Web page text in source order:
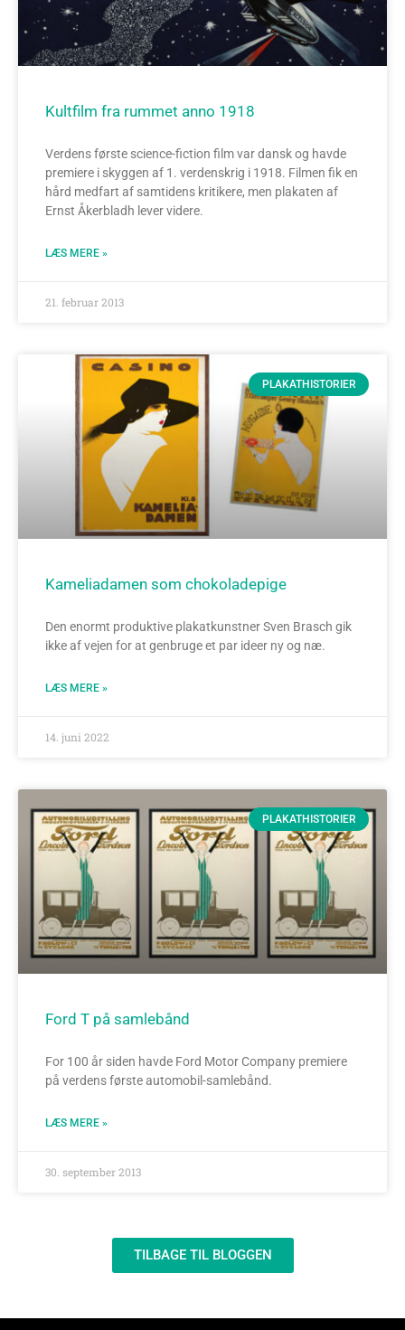
Kultfilm fra rummet anno 1918
Verdens første science-fiction film var dansk og havde
premiere i skyggen af 1. verdenskrig i 1918. Filmen fik en
hård medfart af samtidens kritikere, men plakaten af
Ernst Åkerbladh lever videre.
LÆS MERE »
21. februar 2013
PLAKATHISTORIER
Kameliadamen som chokoladepige
Den enormt produktive plakatkunstner Sven Brasch gik
ikke af vejen for at genbruge et par ideer ny og næ.
LÆS MERE »
14. juni 2022
PLAKATHISTORIER
Ford T på samlebånd
For 100 år siden havde Ford Motor Company premiere
på verdens første automobil-samlebånd.
LÆS MERE »
30. september 2013
TILBAGE TIL BLOGGEN